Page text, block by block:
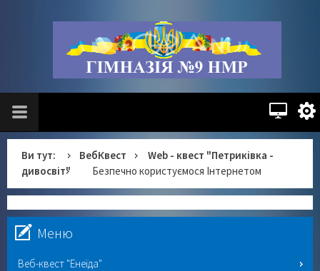
Ви тут: ВебКвест
Web - квест "Петриківка -
дивосвіт"
Безпечно користуємося Інтернетом
Меню
Веб-квест "Енеїда"